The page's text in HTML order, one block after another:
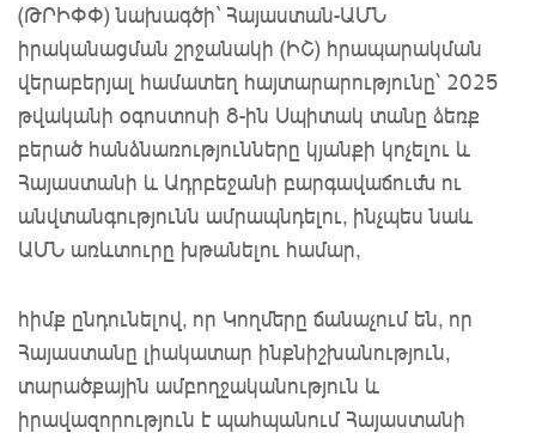
(ԹՐԻՓՓ) նախագծի` Հայաստան-ԱՄՆ
իրականացման շրջանակի (ԻՇ) հրապարակման
վերաբերյալ համատեղ հայտարարությունը՝ 2025
թվականի օգոստոսի 8-ին Սպիտակ տանը ձեռք
բերած հանձնառությունները կյանքի կոչելու և
Հայաստանի և Ադրբեջանի բարգավաճումն ու
անվտանգությունն ամրապնդելու, ինչպես նաև
ԱՄՆ առևտուրը խթանելու համար,
հիմք ընդունելով, որ Կողմերը ճանաչում են, որ
Հայաստանը լիակատար ինքնիշխանություն,
տարածքային ամբողջականություն և
իրավազորություն է պահպանում Հայաստանի